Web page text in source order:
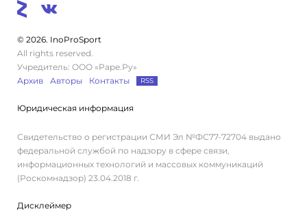
© 2026. InoProSport
All rights reserved.
Учредитель: ООО «Раре.Ру»
Архив
Авторы Контакты RSS
Юридическая информация
Свидетельство о регистрации СМИ Эл №ФС77-72704 выдано
федеральной службой по надзору в сфере связи,
информационных технологий и массовых коммуникаций
(Роскомнадзор) 23.04.2018 г.
Дисклеймер